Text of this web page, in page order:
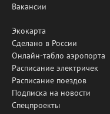
Вакансии
Экокарта
Сделано в России
Онлайн-табло аэропорта
Расписание электричек
Расписание поездов
Подписка на новости
Спецпроекты